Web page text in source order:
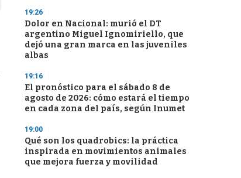
19:26
Dolor en Nacional: murió el DT
argentino Miguel Ignomiriello, que
dejó una gran marca en las juveniles
albas
19:16
El pronóstico para el sábado 8 de
agosto de 2026: cómo estará el tiempo
en cada zona del país, según Inumet
19:00
Qué son los quadrobics: la práctica
inspirada en movimientos animales
que mejora fuerza y movilidad